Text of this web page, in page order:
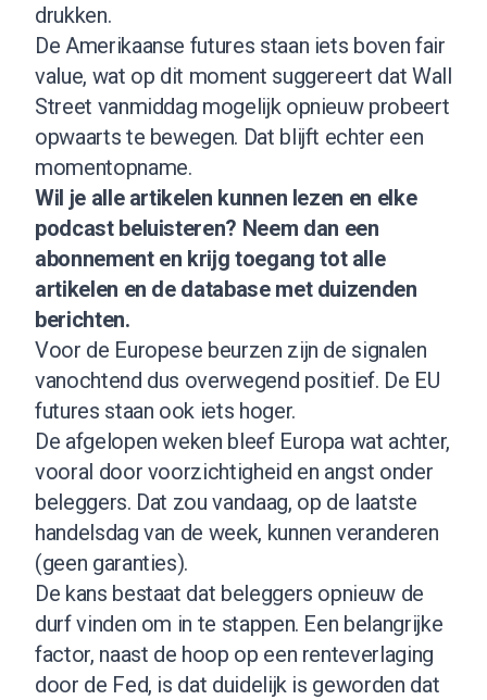
drukken.
De Amerikaanse futures staan iets boven fair
value, wat op dit moment suggereert dat Wall
Street vanmiddag mogelijk opnieuw probeert
opwaarts te bewegen. Dat blijft echter een
momentopname.
Wil je alle artikelen kunnen lezen en elke
podcast beluisteren? Neem dan een
abonnementen krijg toegang tot alle
artikelen en de database met duizenden
berichten.
Voor de Europese beurzen zijn de signalen
vanochtend dus overwegend positief. De EU
futures staan ook iets hoger.
De afgelopen weken bleef Europa wat achter,
vooral door voorzichtigheid en angst onder
beleggers. Dat zou vandaag, op de laatste
handelsdag van de week, kunnen veranderen
(geen garanties).
De kans bestaat dat beleggers opnieuw de
durf vinden om in te stappen. Een belangrijke
factor, naast de hoop op een renteverlaging
door de Fed, is dat duidelijk is geworden dat